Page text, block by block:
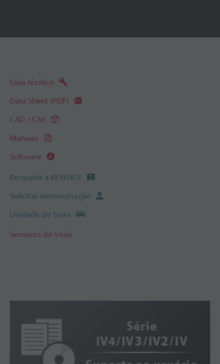
Guia técnico
Data Sheet (PDF)
CAD / CAE
Manuais
Software
Pergunte à KEYENCE
Solicitar demonstração
Unidade de teste
Sensores de visão